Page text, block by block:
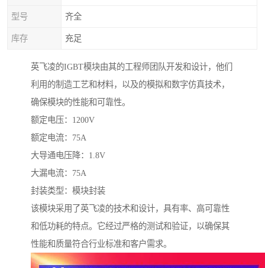
型号 齐全
库存 充足
英飞凌的IGBT模块由其的工程师团队开发和设计，他们
利用的制造工艺和材料，以及的模拟和数字仿真技术，
确保模块的性能和可靠性。
额定电压：1200V
额定电流：75A
大导通电压降：1.8V
大漏电流：75A
封装类型：模块封装
该模块采用了英飞凌的技术和设计，具有率、高可靠性
和低功耗的特点。它经过严格的测试和验证，以确保其
性能和质量符合行业标准和客户需求。